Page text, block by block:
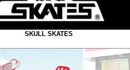
SKULL SKATES